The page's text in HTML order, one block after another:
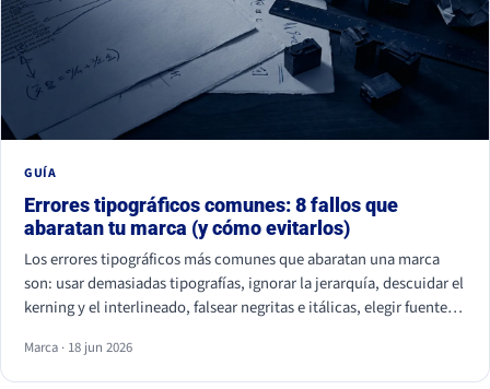
GUÍA
Errores tipográficos comunes: 8 fallos que
abaratan tu marca (y cómo evitarlos)
Los errores tipográficos más comunes que abaratan una marca
son: usar demasiadas tipografías, ignorar la jerarquía, descuidar el
kerning y el interlineado, falsear negritas e itálicas, elegir fuentes
licencia y ser idéntico a la competencia. Casi ninguno se nota de
uno en uno, pero juntos hacen que tu marca parezca improvisada.
Marca · 18 jun 2026